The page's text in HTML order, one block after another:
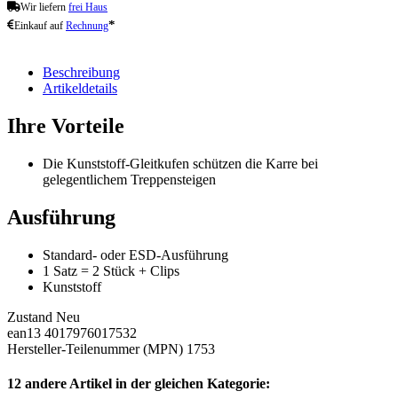
Wir liefern frei Haus
Einkauf auf Rechnung*
Beschreibung
Artikeldetails
Ihre Vorteile
Die Kunststoff-Gleitkufen schützen die Karre bei
gelegentlichem Treppensteigen
Ausführung
Standard- oder ESD-Ausführung
1 Satz = 2 Stück + Clips
Kunststoff
Zustand Neu
ean13 4017976017532
Hersteller-Teilenummer (MPN) 1753
12 andere Artikel in der gleichen Kategorie: